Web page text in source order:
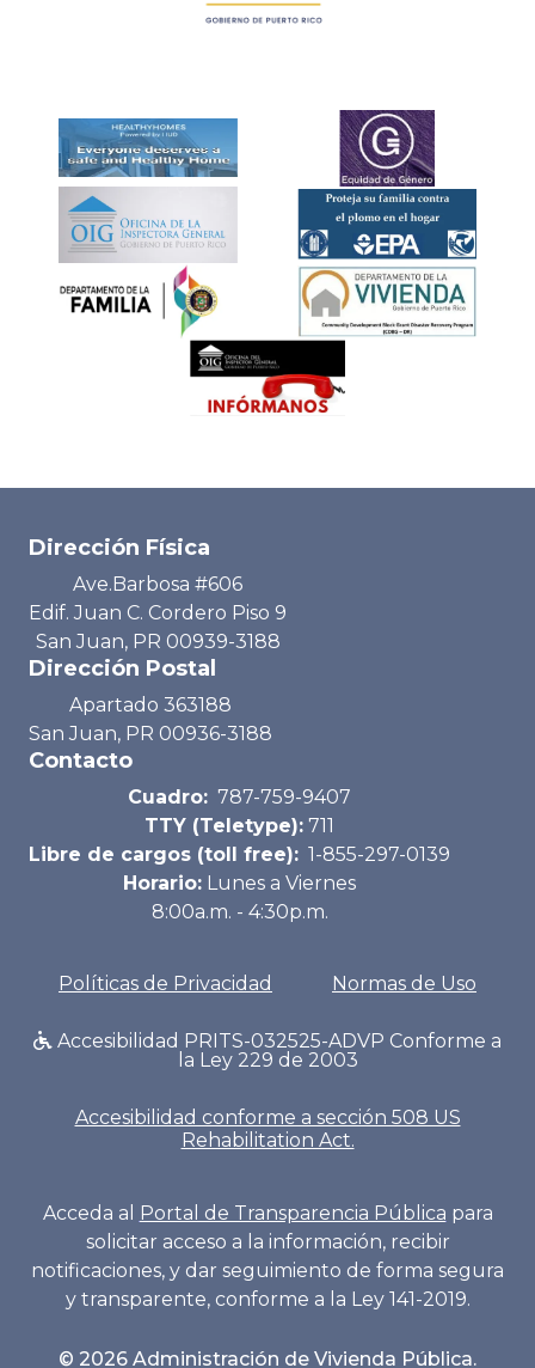
Dirección Física
Ave.Barbosa #606
Edif. Juan C. Cordero Piso 9
San Juan, PR 00939-3188
Dirección Postal
Apartado 363188
San Juan, PR 00936-3188
Contacto
Cuadro: 787-759-9407
TTY (Teletype): 711
Libre de cargos (toll free): 1-855-297-0139
Horario: Lunes a Viernes
8:00a.m. - 4:30p.m.
Políticas de Privacidad Normas de Uso
Accesibilidad PRITS-032525-ADVP Conforme a
la Ley 229 de 2003
Accesibilidad conforme a sección 508 US
Rehabilitation Act.
Acceda al Portal de Transparencia Pública para
solicitar acceso a la información, recibir
notificaciones, y dar seguimiento de forma segura
y transparente, conforme a la Ley 141-2019.
© 2026 Administración de Vivienda Pública.